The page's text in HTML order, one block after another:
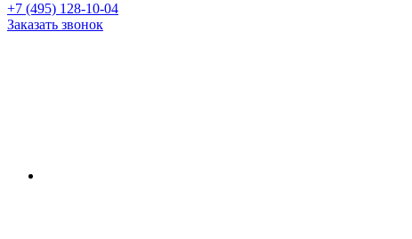
+7 (495) 128-10-04
Заказать звонок